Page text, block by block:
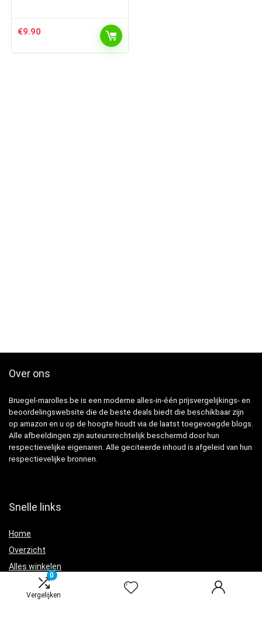
0
Vergelijken
€9.90
Over ons
Bruegel-marolles.be is een moderne alles-in-één prijsvergelijkings- en
beoordelingswebsite die de beste deals biedt die beschikbaar zijn
op amazon en u op de hoogte houdt via de laatst toegevoegde blogs.
Alle afbeeldingen zijn auteursrechtelijk beschermd door hun
respectievelijke eigenaren. Alle geciteerde inhoud is afgeleid van hun
respectievelijke bronnen.
Snelle links
Home
Overzicht
Alles winkelen
Onze webshops